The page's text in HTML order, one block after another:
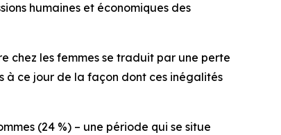
humaines et économiques des
chez les femmes se traduit par une perte
à ce jour de la façon dont ces inégalités
(24 %) – une période qui se situe